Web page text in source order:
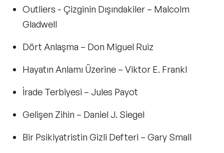
Outliers - Çizginin Dışındakiler – Malcolm
Gladwell
Dört Anlaşma – Don Miguel Ruiz
Hayatın Anlamı Üzerine – Viktor E. Frankl
İrade Terbiyesi – Jules Payot
Gelişen Zihin – Daniel J. Siegel
Bir Psikiyatristin Gizli Defteri – Gary Small